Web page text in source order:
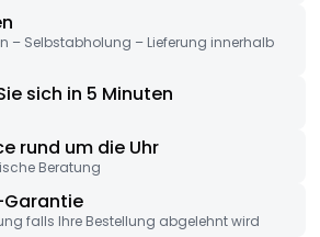
– Selbstabholung – Lieferung innerhalb
sich in 5 Minuten
rund um die Uhr
Beratung
falls Ihre Bestellung abgelehnt wird